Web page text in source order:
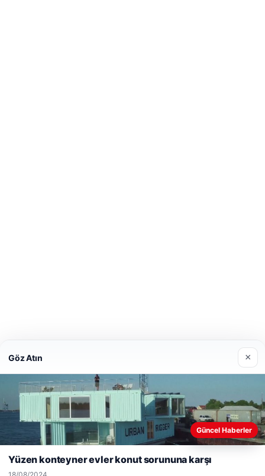
Web sitemizi nasıl kullandığınızı daha iyi anlayabilmek,
kişiselleştirmek ve geliştirmek amacıyla çerezler kullanıyoruz.
Göz Atın ×
Güncel Haberler
Yüzen konteyner evler konut sorununa karşı